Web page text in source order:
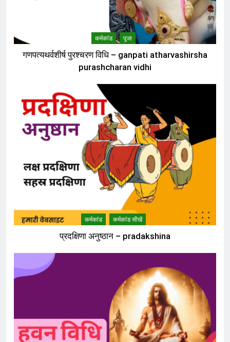
कर्मकांड पूजा
गणपत्यथर्वशीर्ष पुरश्चरण विधि – ganpati atharvashirsha
purashcharan vidhi
कर्मकांड कर्मकांड सीखें
प्रदक्षिणा अनुष्ठान – pradakshina